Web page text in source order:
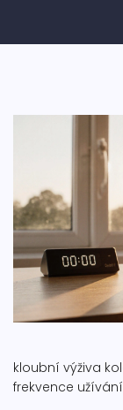
kloubní výživa
frekvence užívání